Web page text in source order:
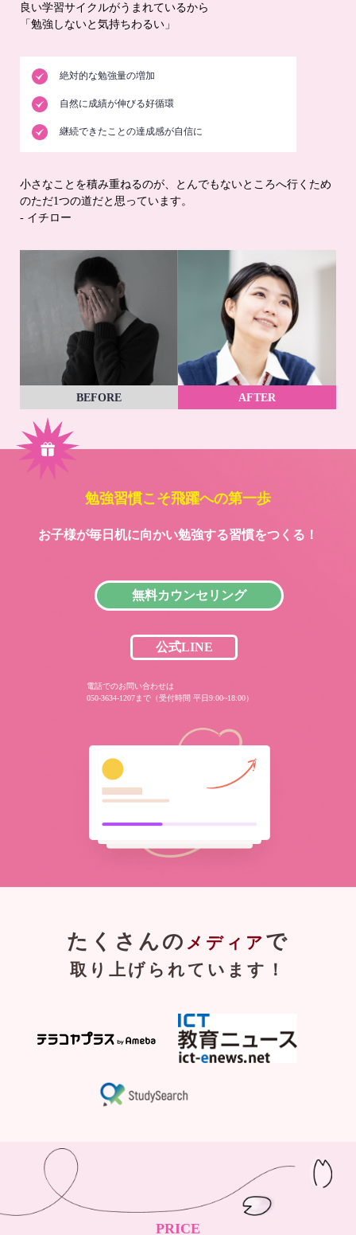
良い学習サイクルがうまれているから
「勉強しないと気持ちわるい」
絶対的な勉強量の増加
自然に成績が伸びる好循環
継続できたことの達成感が自信に
小さなことを積み重ねるのが、とんでもないところへ行くため
のただ1つの道だと思っています。
- イチロー
BEFORE AFTER
勉強習慣こそ飛躍への第一歩
お子様が毎日机に向かい勉強する習慣をつくる！
無料カウンセリング
公式LINE
電話でのお問い合わせは
050-3634-1207まで（受付時間 平日9:00~18:00）
たくさんの メディア で
取り上げられています！
PRICE